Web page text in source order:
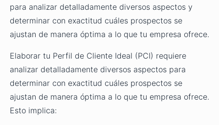
para analizar detalladamente diversos aspectos y
determinar con exactitud cuáles prospectos se
ajustan de manera óptima a lo que tu empresa ofrece.
Elaborar tu Perfil de Cliente Ideal (PCI) requiere
analizar detalladamente diversos aspectos para
determinar con exactitud cuáles prospectos se
ajustan de manera óptima a lo que tu empresa ofrece.
Esto implica: